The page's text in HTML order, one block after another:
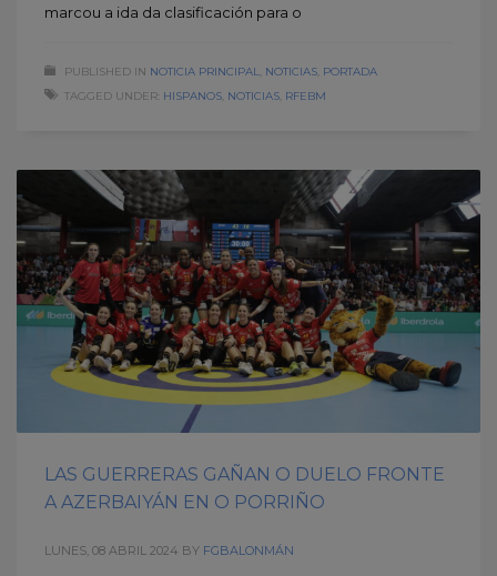
marcou a ida da clasificación para o
PUBLISHED IN NOTICIA PRINCIPAL NOTICIAS PORTADA
TAGGED UNDER: HISPANOS NOTICIAS RFEBM
LAS GUERRERAS GAÑAN O DUELO FRONTE
A AZERBAIYÁN EN O PORRIÑO
LUNES, 08 ABRIL 2024 BY FGBALONMÁN